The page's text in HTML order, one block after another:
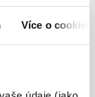
Více o cookies
Zbylá